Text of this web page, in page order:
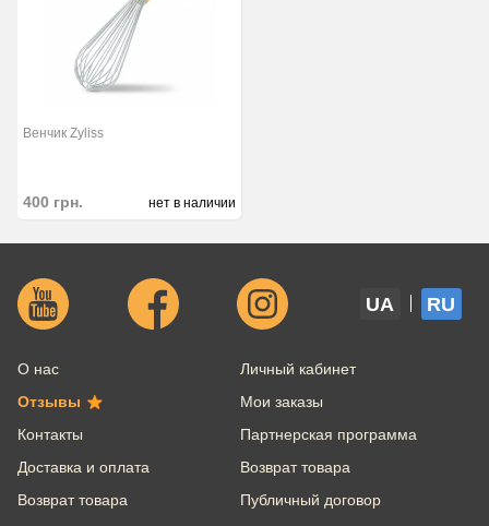
Венчик Zyliss
400 грн. нет в наличии
UA RU
О нас
Отзывы
Контакты
Доставка и оплата
Возврат товара
Личный кабинет
Мои заказы
Партнерская программа
Возврат товара
Публичный договор